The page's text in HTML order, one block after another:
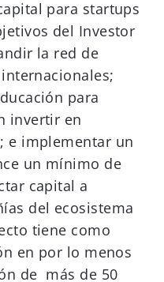
para startups
del Investor
la red de
para
invertir en
e implementar un
un mínimo de
capital a
del ecosistema
tiene como
en por lo menos
de más de 50